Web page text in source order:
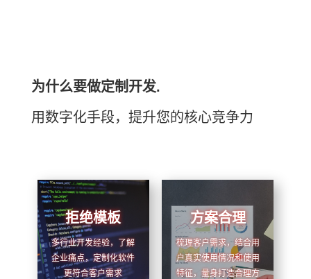
为什么要做定制开发.
用数字化手段，提升您的核心竞争力
拒绝模板
多行业开发经验，了解
企业痛点，定制化软件
更符合客户需求
方案合理
梳理客户需求，结合用
户真实使用情况和使用
特征，量身打造合理方